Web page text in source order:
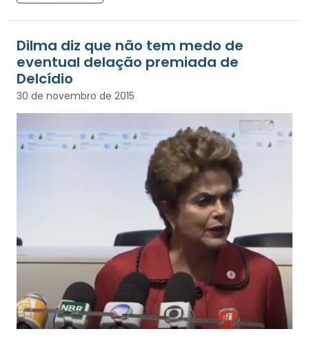
Dilma diz que não tem medo de
eventual delação premiada de
Delcídio
30 de novembro de 2015